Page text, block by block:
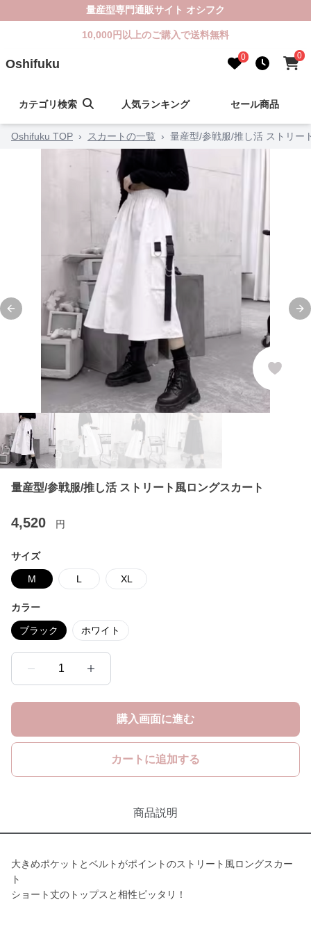
量産型専門通販サイト オシフク
10,000円以上のご購入で送料無料
Oshifuku 0 0
カテゴリ検索 人気ランキング セール商品
Oshifuku TOP › スカートの一覧 › 量産型/参戦服/推し活 ストリー
Previous slide
量産型/参戦服/推し活 ストリート風ロングスカート
4,520 円
サイズ
M L XL
カラー
ブラック ホワイト
1
購入画面に進む
カートに追加する
商品説明
大きめポケットとベルトがポイントのストリート風ロングスカー
ト
ショート丈のトップスと相性ピッタリ！